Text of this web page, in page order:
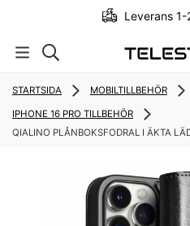
Leverans
STARTSIDA MOBILTILLBEHÖR
IPHONE 16 PRO TILLBEHÖR
QIALINO PLÅNBOKSFODRAL I ÄKTA